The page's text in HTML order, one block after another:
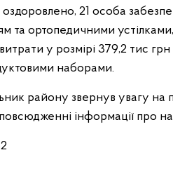
оздоровлено, 21 особа
та ортопедичними
витрати у розмірі 379,2 тис
наборами.
району звернув увагу
інформації про